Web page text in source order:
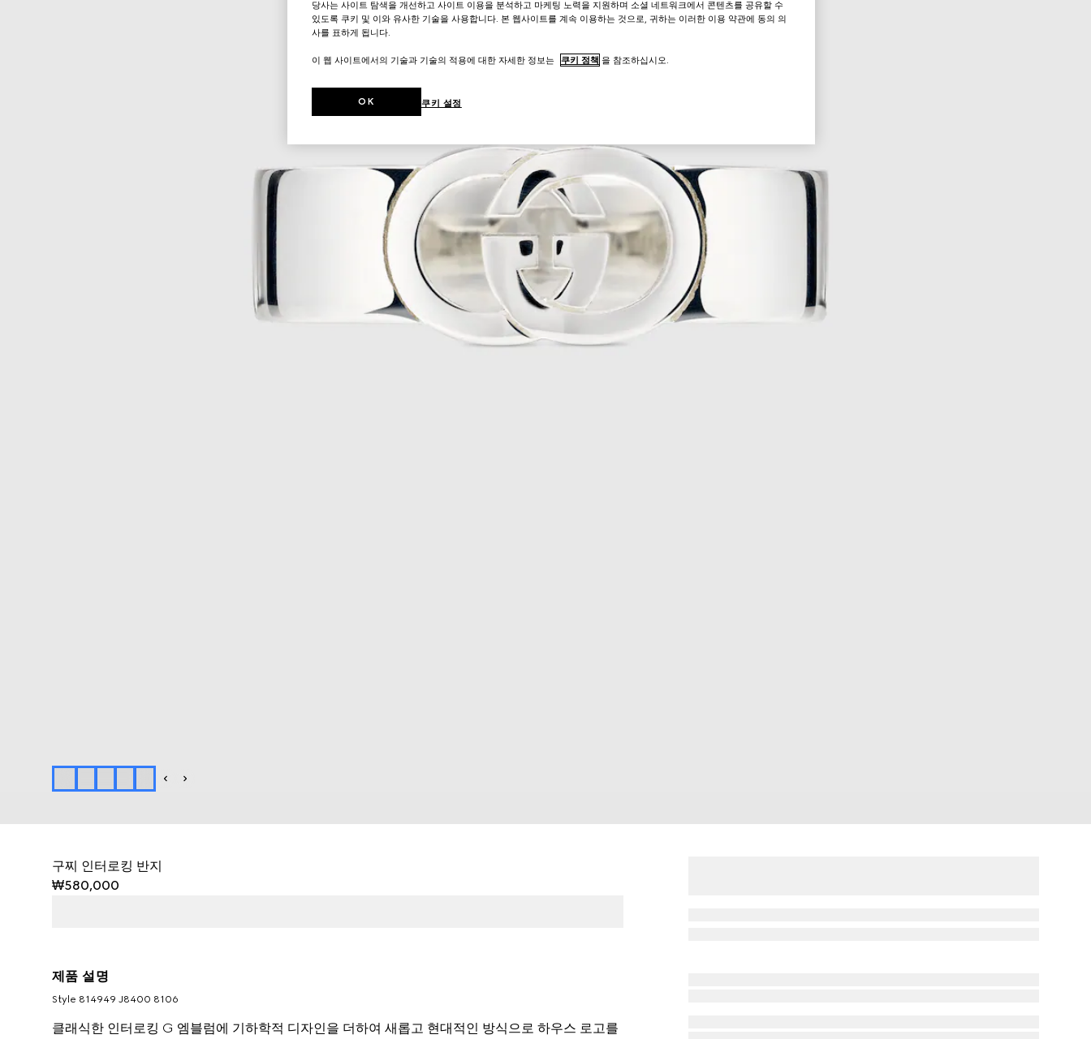
구찌 인터로킹 반지
₩580,000
제품 설명
Style ‎814949 J8400 8106
클래식한 인터로킹 G 엠블럼에 기하학적 디자인을 더하여 새롭고 현대적인 방식으로 하우스 로고를
당사는 사이트 탐색을 개선하고 사이트 이용을 분석하고 마케팅 노력을 지원하며 소셜 네트워크에서 콘텐츠를 공유할 수
있도록 쿠키 및 이와 유사한 기술을 사용합니다. 본 웹사이트를 계속 이용하는 것으로, 귀하는 이러한 이용 약관에 동의 의
사를 표하게 됩니다.
이 웹 사이트에서의 기술과 기술의 적용에 대한 자세한 정보는 쿠키 정책 을 참조하십시오.
쿠키 설정
OK